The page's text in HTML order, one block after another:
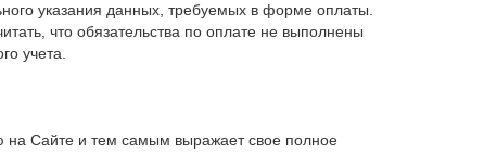
указания данных, требуемых в форме оплаты.
что обязательства по оплате не выполнены
учета.
на Сайте и тем самым выражает свое полное